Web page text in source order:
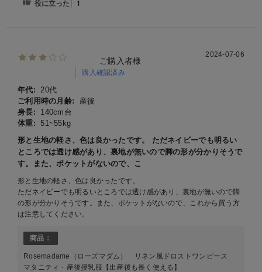
役に立った 1
ご購入者様
購入確認済み
2024-07-06
年代:
20代
ご利用時の月齢:
産後
身長:
140cm台
体重: 51~55kg
形と生地の軽さ、色は良かったです。 ただネイビーでも明るい
ところでは透け感があり、裏地が無いので脚の形が分かりそうで
す。また、ポケットがないので、こ
形と生地の軽さ、色は良かったです。
ただネイビーでも明るいところでは透け感があり、裏地が無いので脚
の形が分かりそうです。また、ポケットがないので、これから買う方
は注意してください。
商品：
Rosemadame（ローズマダム） リネン風ドロストワンピース
マタニティ・産後授乳服【出産後も長く使える】